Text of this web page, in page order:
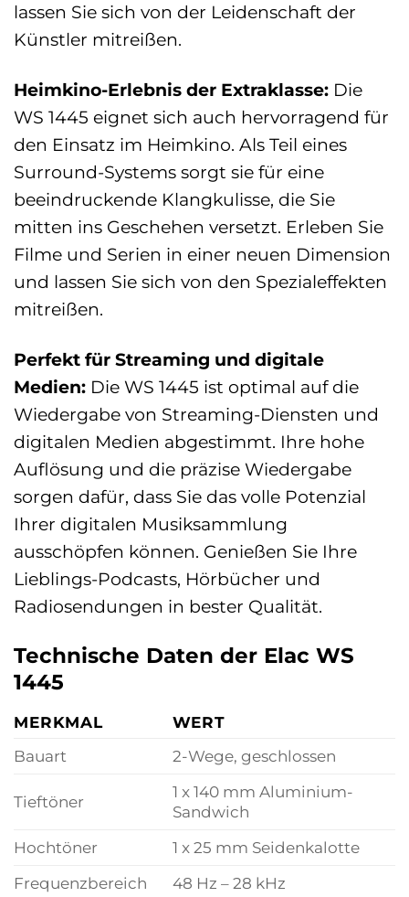
lassen Sie sich von der Leidenschaft der
Künstler mitreißen.
Heimkino-Erlebnis der Extraklasse: Die
WS 1445 eignet sich auch hervorragend für
den Einsatz im Heimkino. Als Teil eines
Surround-Systems sorgt sie für eine
beeindruckende Klangkulisse, die Sie
mitten ins Geschehen versetzt. Erleben Sie
Filme und Serien in einer neuen Dimension
und lassen Sie sich von den Spezialeffekten
mitreißen.
Perfekt für Streaming und digitale
Medien: Die WS 1445 ist optimal auf die
Wiedergabe von Streaming-Diensten und
digitalen Medien abgestimmt. Ihre hohe
Auflösung und die präzise Wiedergabe
sorgen dafür, dass Sie das volle Potenzial
Ihrer digitalen Musiksammlung
ausschöpfen können. Genießen Sie Ihre
Lieblings-Podcasts, Hörbücher und
Radiosendungen in bester Qualität.
Technische Daten der Elac WS
1445
MERKMAL
WERT
Bauart
2-Wege, geschlossen
Tieftöner
1 x 140 mm Aluminium-
Sandwich
Hochtöner
1 x 25 mm Seidenkalotte
Frequenzbereich
48 Hz – 28 kHz